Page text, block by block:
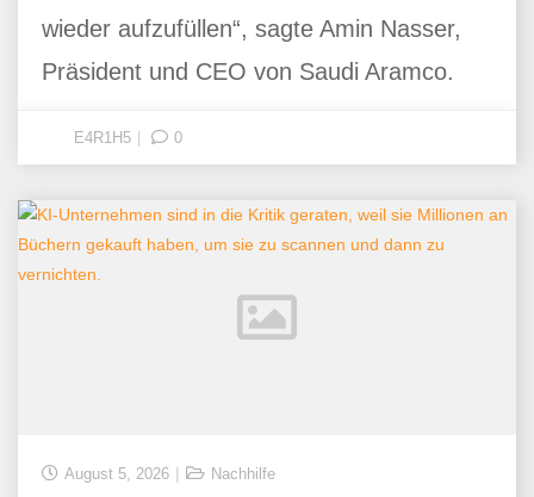
wieder aufzufüllen“, sagte Amin Nasser,
Präsident und CEO von Saudi Aramco.
E4R1H5 0
August 5, 2026 Nachhilfe